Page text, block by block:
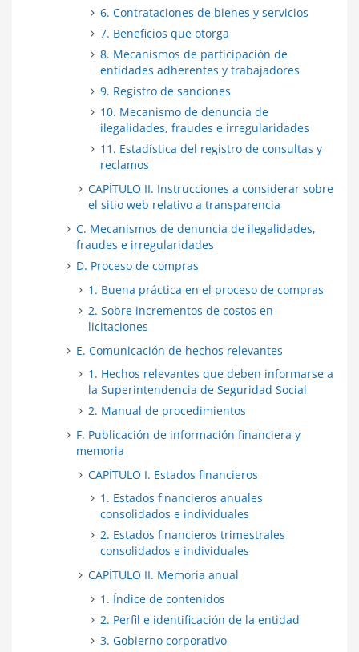
6. Contrataciones de bienes y servicios
7. Beneficios que otorga
8. Mecanismos de participación de
entidades adherentes y trabajadores
9. Registro de sanciones
10. Mecanismo de denuncia de
ilegalidades, fraudes e irregularidades
11. Estadística del registro de consultas y
reclamos
CAPÍTULO II. Instrucciones a considerar sobre
el sitio web relativo a transparencia
C. Mecanismos de denuncia de ilegalidades,
fraudes e irregularidades
D. Proceso de compras
1. Buena práctica en el proceso de compras
2. Sobre incrementos de costos en
licitaciones
E. Comunicación de hechos relevantes
1. Hechos relevantes que deben informarse a
la Superintendencia de Seguridad Social
2. Manual de procedimientos
F. Publicación de información financiera y
memoria
CAPÍTULO I. Estados financieros
1. Estados financieros anuales
consolidados e individuales
2. Estados financieros trimestrales
consolidados e individuales
CAPÍTULO II. Memoria anual
1. Índice de contenidos
2. Perfil e identificación de la entidad
3. Gobierno corporativo